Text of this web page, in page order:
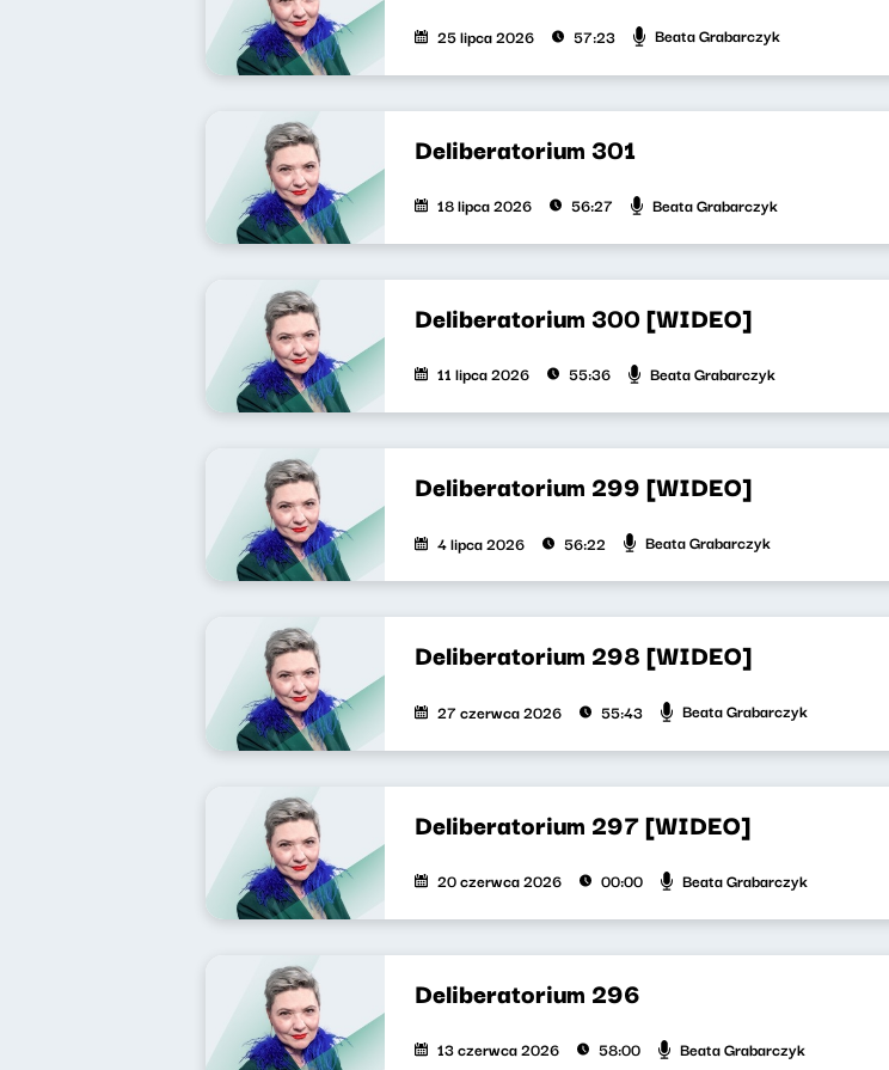
25 lipca 2026 57:23 Beata Grabarczyk
Deliberatorium 301
18 lipca 2026 56:27 Beata Grabarczyk
Deliberatorium 300 [WIDEO]
11 lipca 2026 55:36 Beata Grabarczyk
Deliberatorium 299 [WIDEO]
4 lipca 2026 56:22 Beata Grabarczyk
Deliberatorium 298 [WIDEO]
27 czerwca 2026 55:43 Beata Grabarczyk
Deliberatorium 297 [WIDEO]
20 czerwca 2026 00:00 Beata Grabarczyk
Deliberatorium 296
13 czerwca 2026 58:00 Beata Grabarczyk